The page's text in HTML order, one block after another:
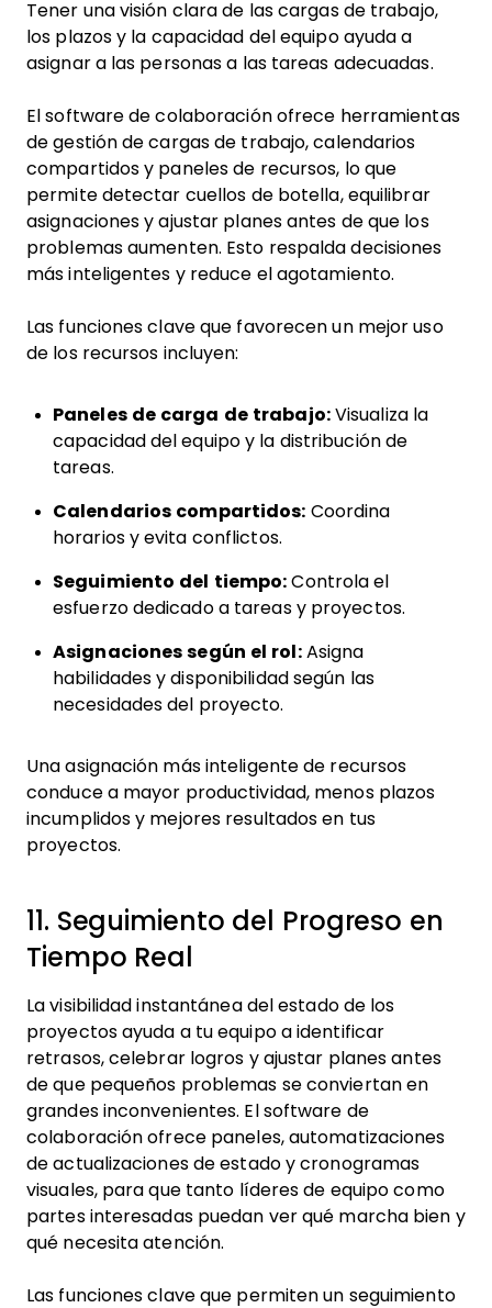
Tener una visión clara de las cargas de trabajo,
los plazos y la capacidad del equipo ayuda a
asignar a las personas a las tareas adecuadas.
El software de colaboración ofrece herramientas
de gestión de cargas de trabajo, calendarios
compartidos y paneles de recursos, lo que
permite detectar cuellos de botella, equilibrar
asignaciones y ajustar planes antes de que los
problemas aumenten. Esto respalda decisiones
más inteligentes y reduce el agotamiento.
Las funciones clave que favorecen un mejor uso
de los recursos incluyen:
Paneles de carga de trabajo:Visualiza la
capacidad del equipo y la distribución de
tareas.
Calendarios compartidos: Coordina
horarios y evita conflictos.
Seguimiento del tiempo: Controla el
esfuerzo dedicado a tareas y proyectos.
Asignaciones según el rol:Asigna
habilidades y disponibilidad según las
necesidades del proyecto.
Una asignación más inteligente de recursos
conduce a mayor productividad, menos plazos
incumplidos y mejores resultados en tus
proyectos.
11. Seguimiento del Progreso en
Tiempo Real
La visibilidad instantánea del estado de los
proyectos ayuda a tu equipo a identificar
retrasos, celebrar logros y ajustar planes antes
de que pequeños problemas se conviertan en
grandes inconvenientes. El software de
colaboración ofrece paneles, automatizaciones
de actualizaciones de estado y cronogramas
visuales, para que tanto líderes de equipo como
partes interesadas puedan ver qué marcha bien y
qué necesita atención.
Las funciones clave que permiten un seguimiento